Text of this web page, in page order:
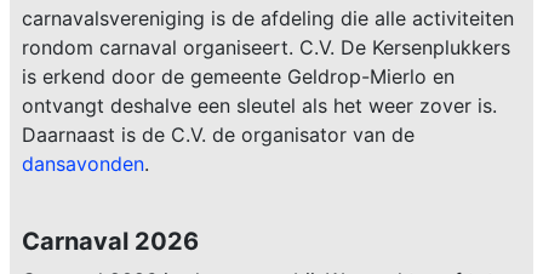
carnavalsvereniging is de afdeling die alle activiteiten
rondom carnaval organiseert. C.V. De Kersenplukkers
is erkend door de gemeente Geldrop-Mierlo en
ontvangt deshalve een sleutel als het weer zover is.
Daarnaast is de C.V. de organisator van de
dansavonden.
Carnaval 2026